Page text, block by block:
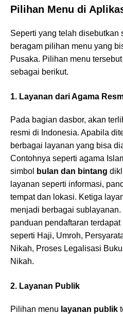
Pilihan Menu di
Seperti yang telah disebutkan
beragam pilihan menu yang
Pusaka. Pilihan menu
sebagai berikut.
1. Layanan dari Agama
Pada bagian dasbor, akan
resmi di Indonesia. Apabila
berbagai layanan yang bisa
Contohnya seperti agama
simbol
bulan dan bintang
layanan seperti informasi,
tempat dan lokasi. Ketiga
menjadi berbagai
panduan pendaftaran
seperti Haji, Umroh,
Nikah, Proses Legalisasi
Nikah.
2. Layanan Publik
Pilihan menu layanan publik